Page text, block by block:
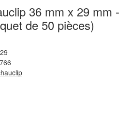
36 mm x 29 mm -
de 50 pièces)